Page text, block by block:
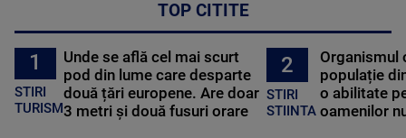
TOP CITITE
1
STIRI
TURISM
Unde se află cel mai scurt
pod din lume care desparte
două țări europene. Are doar
3 metri și două fusuri orare
2
STIRI
STIINTA
Organismul
populație
o abilitate
oamenilor